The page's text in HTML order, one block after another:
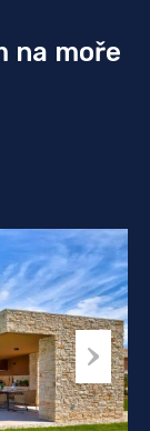
na moře